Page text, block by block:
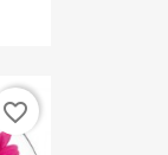
favorite_border